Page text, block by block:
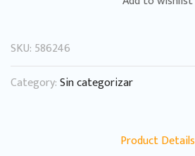
SKU: 586246
Category:Sin categorizar
Product Details